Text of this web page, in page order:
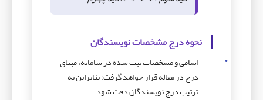
نحوه درج مشخصات نویسندگان
اسامی و مشخصات ثبت شده در سامانه، مبنای
درج در مقاله قرار خواهد گرفت؛ بنابراین به
ترتیب درج نویسندگان دقت شود.